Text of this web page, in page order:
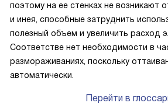
поэтому на ее стенках не возникают
и инея, способные затруднить
полезный объем и увеличить расход
Соответстве нет необходимости в
размораживаниях, поскольку
автоматически.
Перейти в